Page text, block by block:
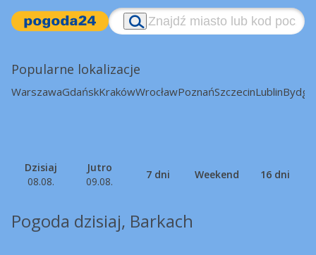
Popularne lokalizacje
WarszawaGdańskKrakówWrocławPoznańSzczecinLublin
Dzisiaj
08.08.
Jutro
09.08.
7 dni Weekend 16 dni
Pogoda dzisiaj, Barkach